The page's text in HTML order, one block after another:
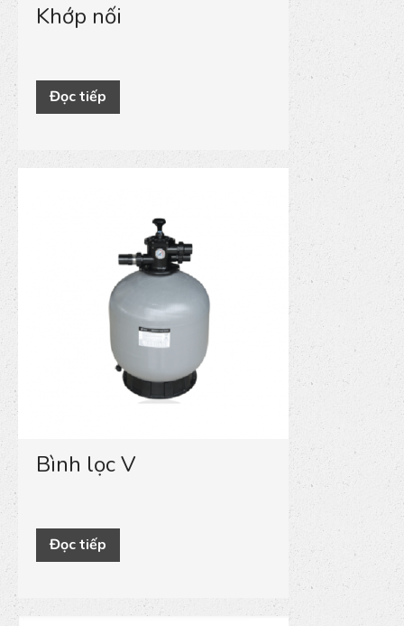
Khớp nối
Đọc tiếp
Bình lọc V
Đọc tiếp